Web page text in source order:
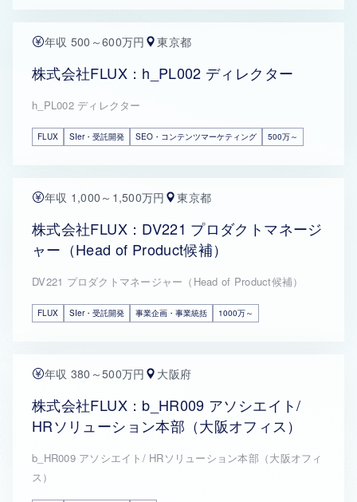
年収 500～600万円 東京都
株式会社FLUX：h_PL002 ディレクター
h_PL002 ディレクター
FLUX SIer・受託開発 SEO・コンテンツマーケティング 500万～
年収 1,000～1,500万円 東京都
株式会社FLUX：DV221 プロダクトマネージ
ャー（Head of Product候補）
DV221 プロダクトマネージャー（Head of Product候補）
FLUX SIer・受託開発 事業企画・事業統括 1000万～
年収 380～500万円 大阪府
株式会社FLUX：b_HR009 アソシエイト/
HRソリューション本部（大阪オフィス）
b_HR009 アソシエイト/ HRソリューション本部（大阪オフィ
ス）